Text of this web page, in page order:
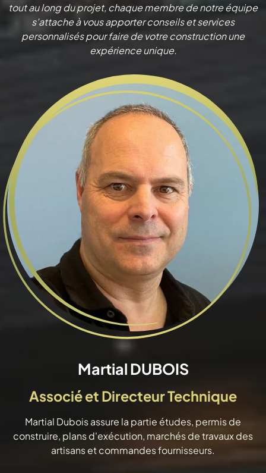
tout au long du projet, chaque membre de notre équipe
s'attache à vous apporter conseils et services
personnalisés pour faire de votre construction une
expérience unique.
Martial DUBOIS
Associé et Directeur Technique
Martial Dubois assure la partie études, permis de
construire, plans d'exécution, marchés de travaux des
artisans et commandes fournisseurs.